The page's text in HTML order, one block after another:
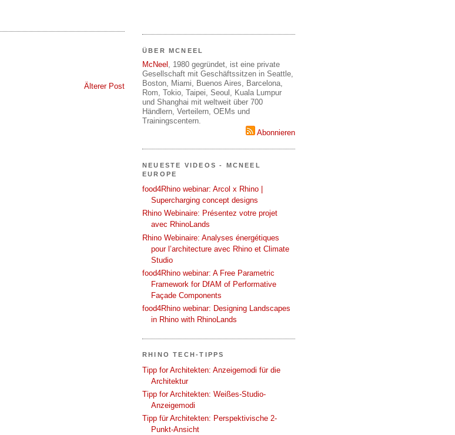
Älterer Post
ÜBER MCNEEL
McNeel
, 1980 gegründet, ist eine private
Gesellschaft mit Geschäftssitzen in Seattle,
Boston, Miami, Buenos Aires, Barcelona,
Rom, Tokio, Taipei, Seoul, Kuala Lumpur
und Shanghai mit weltweit über 700
Händlern, Verteilern, OEMs und
Trainingscentern.
Abonnieren
NEUESTE VIDEOS - MCNEEL
EUROPE
food4Rhino webinar: Arcol x Rhino |
Supercharging concept designs
Rhino Webinaire: Présentez votre projet
avec RhinoLands
Rhino Webinaire: Analyses énergétiques
pour l’architecture avec Rhino et Climate
Studio
food4Rhino webinar: A Free Parametric
Framework for DfAM of Performative
Façade Components
food4Rhino webinar: Designing Landscapes
in Rhino with RhinoLands
RHINO TECH-TIPPS
Tipp for Architekten: Anzeigemodi für die
Architektur
Tipp for Architekten: Weißes-Studio-
Anzeigemodi
Tipp für Architekten: Perspektivische 2-
Punkt-Ansicht